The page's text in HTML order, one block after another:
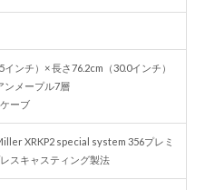
ンチ）× 長さ76.2cm（30.0インチ）
ンメープル7層
ーブ
XRKP2 special system 356プレミ
スキャスティング製法